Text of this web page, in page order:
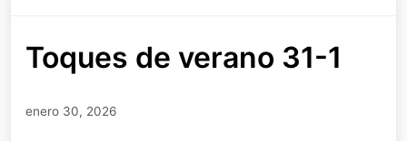
Toques de verano 31-1
enero 30, 2026